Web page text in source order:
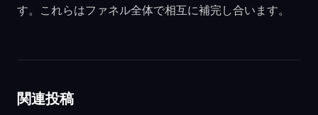
す。これらはファネル全体で相互に補完し合います。
関連投稿